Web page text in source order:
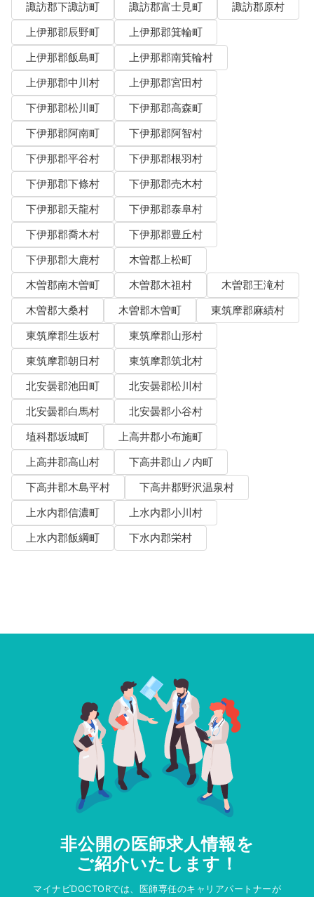
諏訪郡下諏訪町
諏訪郡富士見町
諏訪郡原村
上伊那郡辰野町
上伊那郡箕輪町
上伊那郡飯島町
上伊那郡南箕輪村
上伊那郡中川村
上伊那郡宮田村
下伊那郡松川町
下伊那郡高森町
下伊那郡阿南町
下伊那郡阿智村
下伊那郡平谷村
下伊那郡根羽村
下伊那郡下條村
下伊那郡売木村
下伊那郡天龍村
下伊那郡泰阜村
下伊那郡喬木村
下伊那郡豊丘村
下伊那郡大鹿村
木曽郡上松町
木曽郡南木曽町
木曽郡木祖村
木曽郡王滝村
木曽郡大桑村
木曽郡木曽町
東筑摩郡麻績村
東筑摩郡生坂村
東筑摩郡山形村
東筑摩郡朝日村
東筑摩郡筑北村
北安曇郡池田町
北安曇郡松川村
北安曇郡白馬村
北安曇郡小谷村
埴科郡坂城町
上高井郡小布施町
上高井郡高山村
下高井郡山ノ内町
下高井郡木島平村
下高井郡野沢温泉村
上水内郡信濃町
上水内郡小川村
上水内郡飯綱町
下水内郡栄村
非公開の医師求人情報を
ご紹介いたします！
マイナビDOCTORでは、医師専任のキャリアパートナーが